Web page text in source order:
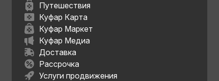
Путешествия
Куфар Карта
Куфар Маркет
Куфар Медиа
Доставка
Рассрочка
Услуги продвижения